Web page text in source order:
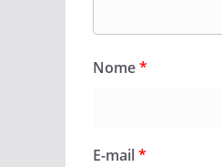
Nome*
E-mail*